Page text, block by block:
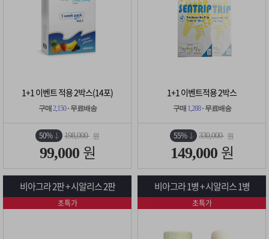
1+1 이벤트 적용 2박스(14포)
구매 2,150· 무료배송
50% 198,000 원
99,000 원
1+1 이벤트적용 2박스
구매 1,288· 무료배송
55% 330,000 원
149,000 원
비아그라 2판 + 시알리스 2판
초특가
비아그라 1병 + 시알리스 1병
초특가